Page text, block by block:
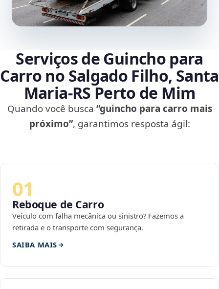
Serviços de Guincho para
Carro no Salgado Filho, Santa
Maria‑RS Perto de Mim
Quando você busca “guincho para carro mais
próximo”, garantimos resposta ágil:
01
Reboque de Carro
Veículo com falha mecânica ou sinistro? Fazemos a
retirada e o transporte com segurança.
SAIBA MAIS